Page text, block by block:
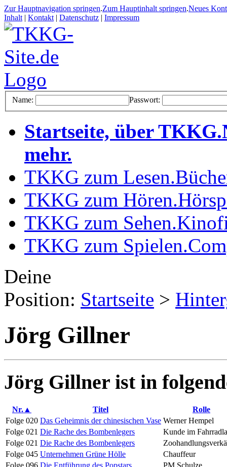
Zur Hauptnavigation springen.Zum Hauptinhalt springen.Neues
Inhalt | Kontakt | Datenschutz | Impressum
Name: Passwort:
Startseite, über TKKG.
mehr.
TKKG zum Lesen.
TKKG zum Hören.
TKKG zum Sehen.
TKKG zum Spielen.
Deine
Position: Startseite >
Jörg Gillner
Jörg Gillner ist in
Nr.▲ Titel
Rolle
Folge 020 Das Geheimnis der chinesischen Vase Werner Hempel
Folge 021 Die Rache des Bombenlegers
Kunde im
Folge 021 Die Rache des Bombenlegers
Folge 045 Unternehmen Grüne Hölle
Chauffeur
Folge 096 Die Entführung des Popstars
PM Schulze